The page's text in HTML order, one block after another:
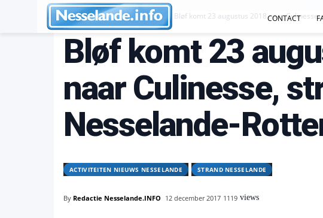
CONTACT
Activiteiten Nieuws Nesselande Bløf komt 23 augustus 2018 naar
Bløf komt 23
naar Culinesse,
Nesselande-
ACTIVITEITEN NIEUWS NESSELANDE STRAND NESSELANDE
By Redactie Nesselande.INFO 12 december 2017 1119 views